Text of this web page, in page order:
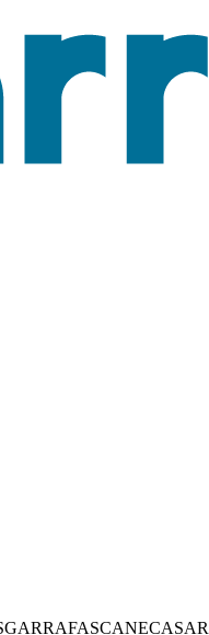
GARRAFASCANECASAR